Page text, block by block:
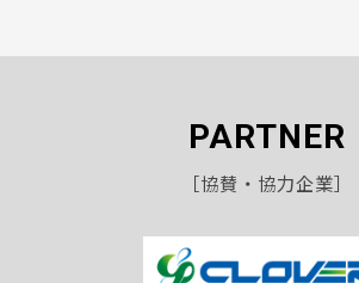
PARTNER
［協賛・協力企業］